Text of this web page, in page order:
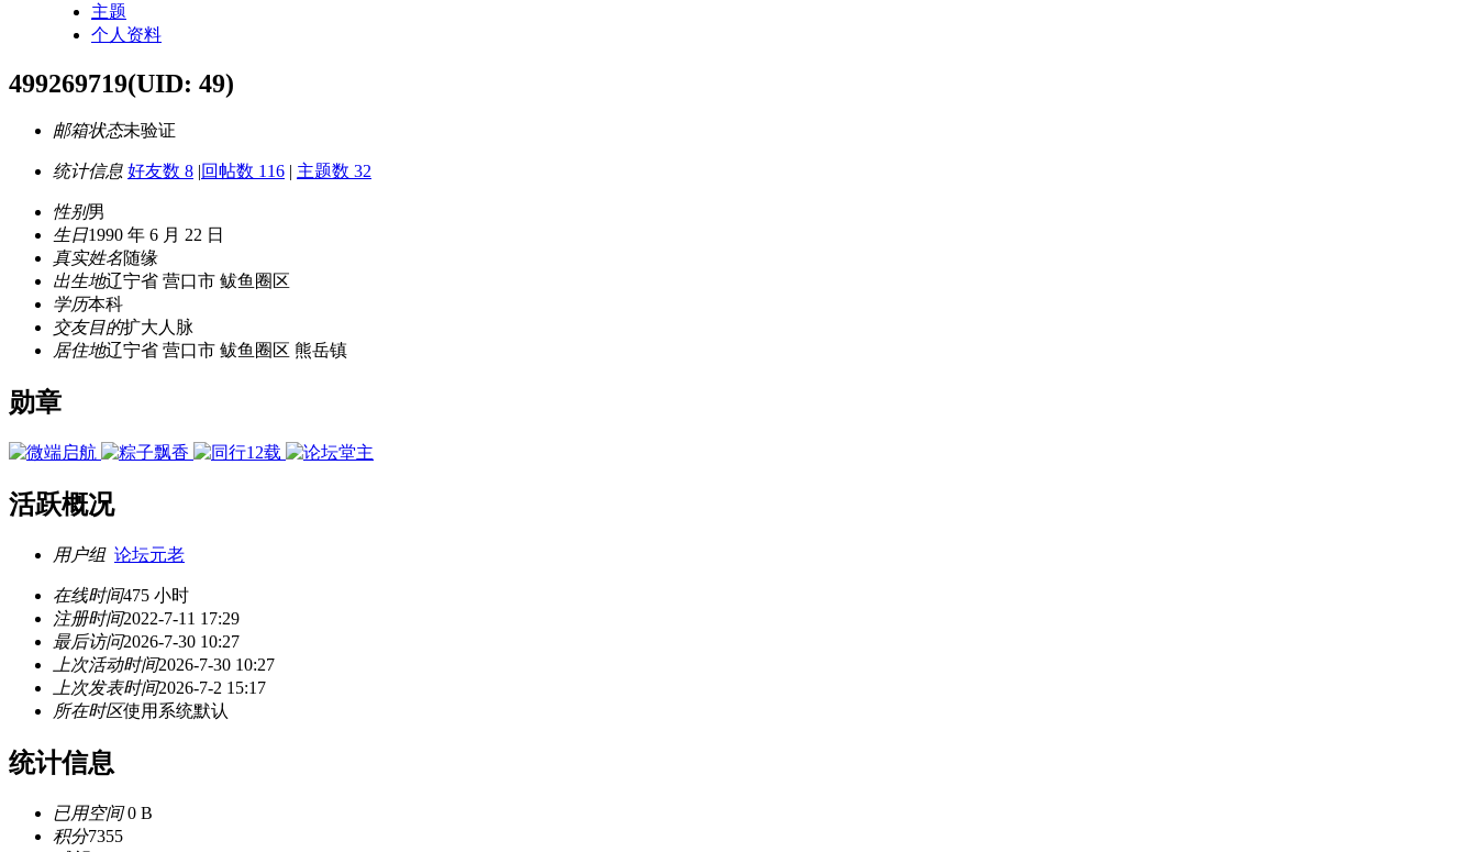
主题
个人资料
499269719(UID: 49)
邮箱状态未验证
统计信息 好友数 8 |回帖数 116 | 主题数 32
性别男
生日1990 年 6 月 22 日
真实姓名随缘
出生地辽宁省 营口市 鲅鱼圈区
学历本科
交友目的扩大人脉
居住地辽宁省 营口市 鲅鱼圈区 熊岳镇
勋章
活跃概况
用户组 论坛元老
在线时间475 小时
注册时间2022-7-11 17:29
最后访问2026-7-30 10:27
上次活动时间2026-7-30 10:27
上次发表时间2026-7-2 15:17
所在时区使用系统默认
统计信息
已用空间0 B
积分7355